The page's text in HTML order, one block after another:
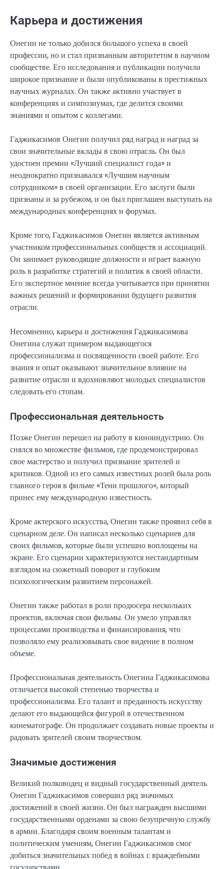
Карьера и достижения
Онегин не только добился большого успеха в своей
профессии, но и стал признанным авторитетом в научном
сообществе. Его исследования и публикации получили
широкое признание и были опубликованы в престижных
научных журналах. Он также активно участвует в
конференциях и симпозиумах, где делится своими
знаниями и опытом с коллегами.
Гаджикасимов Онегин получил ряд наград и наград за
свои значительные вклады в свою отрасль. Он был
удостоен премии «Лучший специалист года» и
неоднократно признавался «Лучшим научным
сотрудником» в своей организации. Его заслуги были
признаны и за рубежом, и он был приглашен выступать на
международных конференциях и форумах.
Кроме того, Гаджикасимов Онегин является активным
участником профессиональных сообществ и ассоциаций.
Он занимает руководящие должности и играет важную
роль в разработке стратегий и политик в своей области.
Его экспертное мнение всегда учитывается при принятии
важных решений и формировании будущего развития
отрасли.
Несомненно, карьера и достижения Гаджикасимова
Онегина служат примером выдающегося
профессионализма и посвященности своей работе. Его
знания и опыт оказывают значительное влияние на
развитие отрасли и вдохновляют молодых специалистов
следовать его стопам.
Профессиональная деятельность
Позже Онегин перешел на работу в киноиндустрию. Он
снялся во множестве фильмов, где продемонстрировал
свое мастерство и получил признание зрителей и
критиков. Одной из его самых известных ролей была роль
главного героя в фильме «Тени прошлого», который
принес ему международную известность.
Кроме актерского искусства, Онегин также проявил себя в
сценарном деле. Он написал несколько сценариев для
своих фильмов, которые были успешно воплощены на
экране. Его сценарии характеризуются нестандартным
взглядом на сюжетный поворот и глубоким
психологическим развитием персонажей.
Онегин также работал в роли продюсера нескольких
проектов, включая свои фильмы. Он умело управлял
процессами производства и финансирования, что
позволяло ему реализовывать свое видение в полном
объеме.
Профессиональная деятельность Онегина Гаджикасимова
отличается высокой степенью творчества и
профессионализма. Его талант и преданность искусству
делают его выдающейся фигурой в отечественном
кинематографе. Он продолжает создавать новые проекты и
радовать зрителей своим творчеством.
Значимые достижения
Великий полководец и видный государственный деятель
Онегин Гаджикасимов совершил ряд значимых
достижений в своей жизни. Он был награжден высшими
государственными орденами за свою безупречную службу
в армии. Благодаря своим военным талантам и
политическим умениям, Онегин Гаджикасимов смог
добиться значительных побед в войнах с враждебными